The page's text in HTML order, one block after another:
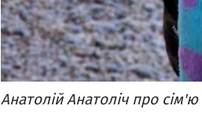
Анатолій Анатоліч про